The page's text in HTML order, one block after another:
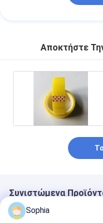
Αποκτήστε
Συνιστώμενα
Sophia